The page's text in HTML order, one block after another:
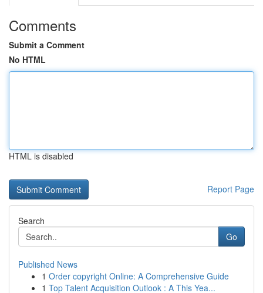
Comments
Submit a Comment
No HTML
HTML is disabled
Report Page
Search
Go
Published News
1 Order copyright Online: A Comprehensive Guide
1 Top Talent Acquisition Outlook : A This Yea...